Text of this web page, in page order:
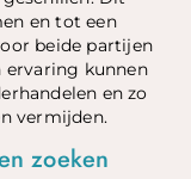
en tot een
beide partijen
ervaring kunnen
en zo
vermijden.
zoeken